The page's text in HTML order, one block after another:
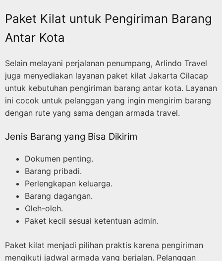
Paket Kilat untuk Pengiriman Barang
Antar Kota
Selain melayani perjalanan penumpang, Arlindo Travel
juga menyediakan layanan paket kilat Jakarta Cilacap
untuk kebutuhan pengiriman barang antar kota. Layanan
ini cocok untuk pelanggan yang ingin mengirim barang
dengan rute yang sama dengan armada travel.
Jenis Barang yang Bisa Dikirim
Dokumen penting.
Barang pribadi.
Perlengkapan keluarga.
Barang dagangan.
Oleh-oleh.
Paket kecil sesuai ketentuan admin.
Paket kilat menjadi pilihan praktis karena pengiriman
mengikuti jadwal armada yang berjalan. Pelanggan